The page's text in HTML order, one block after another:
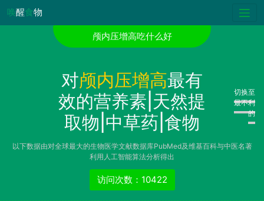
唤醒食物
颅内压增高吃什么好
对颅内压增高最有
效的营养素|天然提
取物|中草药|食物
切换至
最不利
的
以下数据由对全球最大的生物医学文献数据库PubMed及维基百科与中医名著
利用人工智能算法分析得出
访问次数：10422